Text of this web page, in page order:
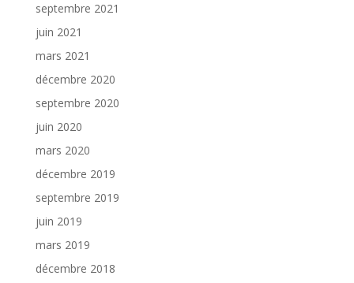
septembre 2021
juin 2021
mars 2021
décembre 2020
septembre 2020
juin 2020
mars 2020
décembre 2019
septembre 2019
juin 2019
mars 2019
décembre 2018